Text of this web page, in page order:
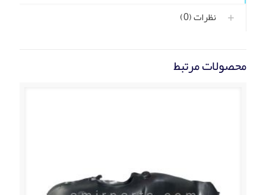
نظرات (0)
محصولات مرتبط